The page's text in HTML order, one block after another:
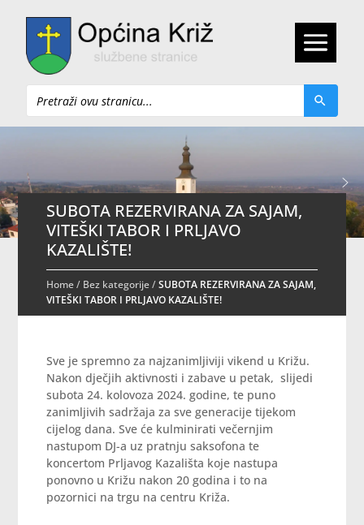
Pretraži
SUBOTA REZERVIRANA ZA SAJAM,
VITEŠKI TABOR I PRLJAVO
KAZALIŠTE!
Home/ Bez kategorije/SUBOTA REZERVIRANA ZA SAJAM,
VITEŠKI TABOR I PRLJAVO KAZALIŠTE!
Sve je spremno za najzanimljiviji vikend u Križu.
Nakon dječjih aktivnosti i zabave u petak, slijedi
subota 24. kolovoza 2024. godine, te puno
zanimljivih sadržaja za sve generacije tijekom
cijelog dana. Sve će kulminirati večernjim
nastupom DJ-a uz pratnju saksofona te
koncertom Prljavog Kazališta koje nastupa
ponovno u Križu nakon 20 godina i to na
pozornici na trgu na centru Križa.